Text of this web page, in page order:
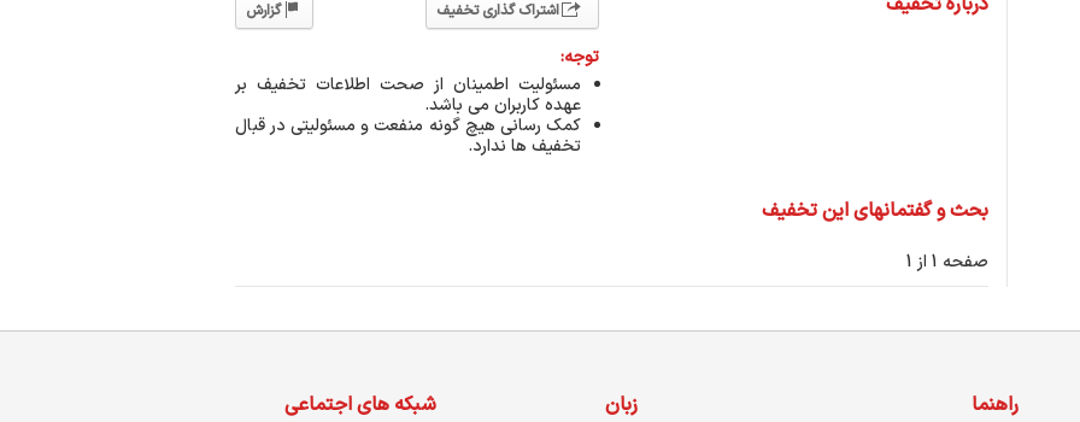
اشتراک گذاری تخفیف گزارش
توجه:
مسئولیت اطمینان از صحت اطلاعات تخفیف بر
عهده کاربران می باشد.
کمک رسانی هیچ گونه منفعت و مسئولیتی در قبال
تخفیف ها ندارد.
بحث و گفتمانهای این تخفیف
صفحه 1 از 1
راهنما زبان شبکه های اجتماعی